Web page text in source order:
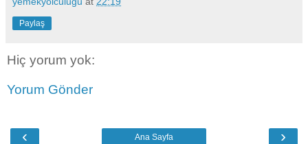
Paylaş
Hiç yorum yok:
Yorum Gönder
‹ ›
Ana Sayfa